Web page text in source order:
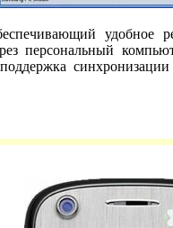
удобное
персональный